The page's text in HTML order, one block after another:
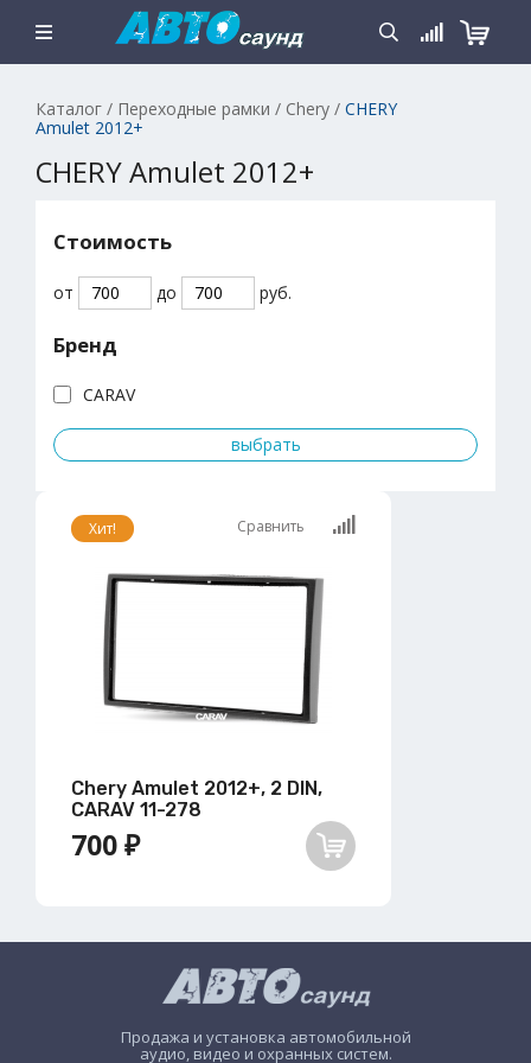
Каталог / Переходные рамки / Chery / CHERY
Amulet 2012+
CHERY Amulet 2012+
Стоимость
от до руб.
Бренд
CARAV
Хит! Сравнить
Chery Amulet 2012+, 2 DIN,
CARAV 11-278
700 ₽
Продажа и установка автомобильной
аудио, видео и охранных систем.